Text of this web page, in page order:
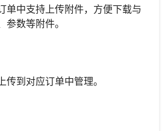
单中支持上传附件，方便下载与
数等附件。
传到对应订单中管理。